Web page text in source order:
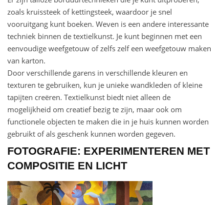
zoals kruissteek of kettingsteek, waardoor je snel
vooruitgang kunt boeken. Weven is een andere interessante
techniek binnen de textielkunst. Je kunt beginnen met een
eenvoudige weefgetouw of zelfs zelf een weefgetouw maken
van karton.
Door verschillende garens in verschillende kleuren en
texturen te gebruiken, kun je unieke wandkleden of kleine
tapijten creëren. Textielkunst biedt niet alleen de
mogelijkheid om creatief bezig te zijn, maar ook om
functionele objecten te maken die in je huis kunnen worden
gebruikt of als geschenk kunnen worden gegeven.
FOTOGRAFIE: EXPERIMENTEREN MET
COMPOSITIE EN LICHT